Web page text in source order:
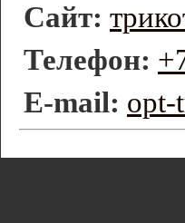
Сайт:
Телефон:
E-mail: opt-